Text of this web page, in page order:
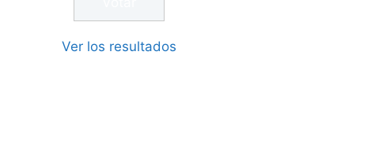
Ver los resultados